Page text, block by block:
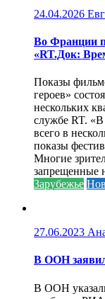
24.04.2026
Во Франции
«RT.Док:
Показы
героев»
нескольких
службе RT. «В
всего в
показы
Многие
запрещенные
Зарубежье
27.06.2023
В ООН
В ООН